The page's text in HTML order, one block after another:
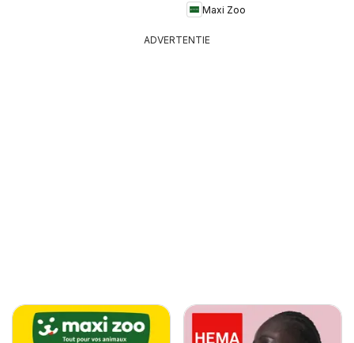
Maxi Zoo
ADVERTENTIE